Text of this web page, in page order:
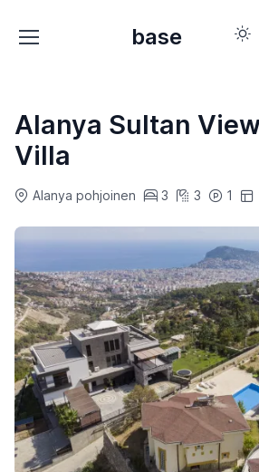
base
Alanya Sultan
Villa
Alanya pohjoinen 3 3 1